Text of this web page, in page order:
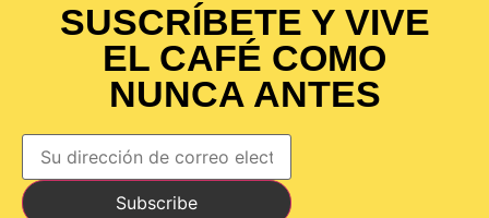
SUSCRÍBETE Y VIVE
EL CAFÉ COMO
NUNCA ANTES
Subscribe